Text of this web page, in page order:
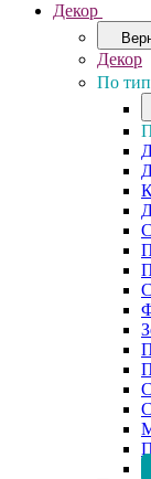
Декор
Декор
По